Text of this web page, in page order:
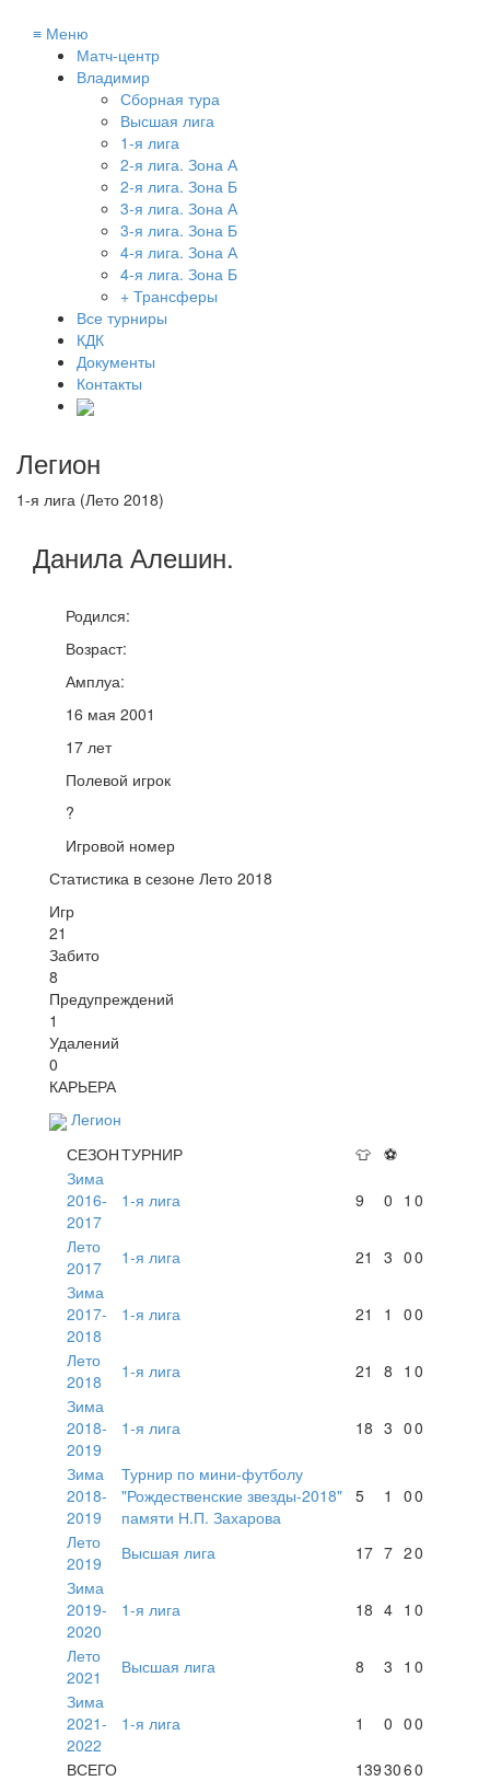
≡ Меню
Матч-центр
Владимир
Сборная тура
Высшая лига
1-я лига
2-я лига. Зона А
2-я лига. Зона Б
3-я лига. Зона А
3-я лига. Зона Б
4-я лига. Зона А
4-я лига. Зона Б
+ Трансферы
Все турниры
КДК
Документы
Контакты
Легион
1-я лига (Лето 2018)
ДанилаАлешин.
Родился:
Возраст:
Амплуа:
16 мая 2001
17 лет
Полевой игрок
?
Игровой номер
Статистика в сезоне Лето 2018
Игр
21
Забито
8
Предупреждений
1
Удалений
0
КАРЬЕРА
Легион
СЕЗОНТУРНИР 👕 ⚽
Зима
2016-
2017
1-я лига 9 0 1 0
Лето
2017
1-я лига 21 3 00
Зима
2017-
2018
1-я лига 21 1 00
Лето
2018
1-я лига 21 8 1 0
Зима
2018-
2019
1-я лига 18 3 00
Зима
2018-
2019
Турнир по мини-футболу
"Рождественские звезды-2018"
памяти Н.П. Захарова
5 1 00
Лето
2019
Высшая лига 17 7 20
Зима
2019-
2020
1-я лига 18 4 1 0
Лето
2021
Высшая лига 8 3 1 0
Зима
2021-
2022
1-я лига 1 0 00
ВСЕГО 1393060